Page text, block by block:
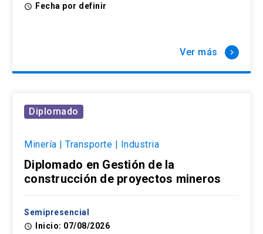
access_time Fecha por definir
Ver más keyboard_arrow_right
Diplomado
Minería | Transporte | Industria
Diplomado en Gestión de la
construcción de proyectos mineros
Semipresencial
access_time
Inicio: 07/08/2026